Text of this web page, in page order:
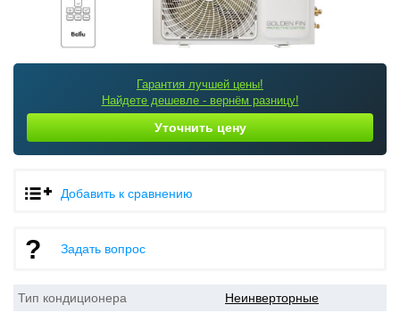
Гарантия лучшей цены!
Найдете дешевле - вернём разницу!
Уточнить цену
Добавить к сравнению
Задать вопрос
Тип кондиционера
Неинверторные